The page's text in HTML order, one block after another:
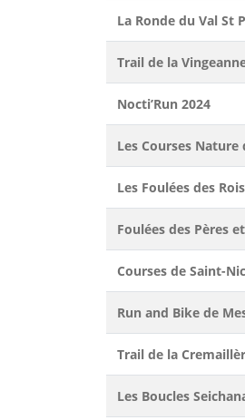
La Ronde du Val St
Trail de la
Nocti’Run 2024
Les Courses Nature
Les Foulées des
Foulées des Pères
Courses de Saint-
Run and Bike de
Trail de la
Les Boucles